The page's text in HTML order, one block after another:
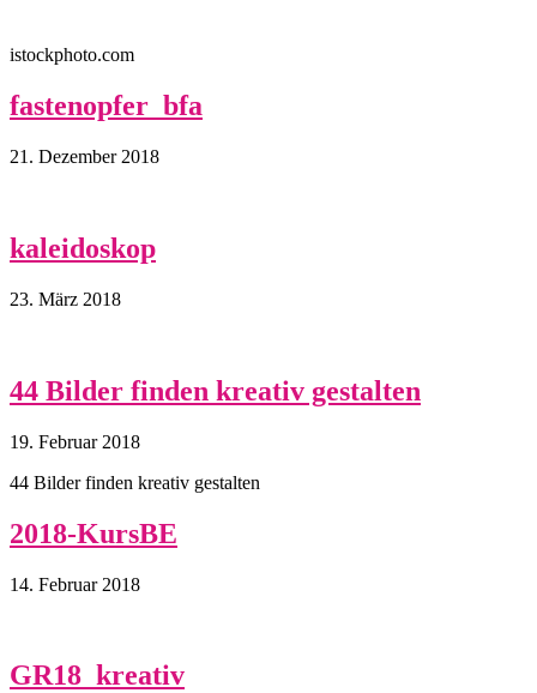
istockphoto.com
fastenopfer_bfa
21. Dezember 2018
kaleidoskop
23. März 2018
44 Bilder finden kreativ gestalten
19. Februar 2018
44 Bilder finden kreativ gestalten
2018-KursBE
14. Februar 2018
GR18_kreativ